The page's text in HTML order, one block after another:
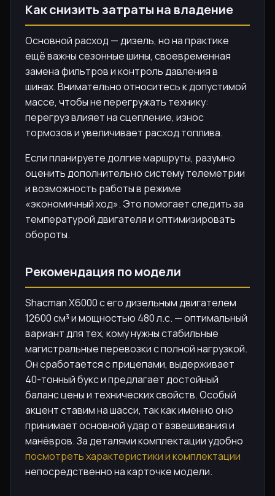
Как снизить затраты на владение
Основной расход — дизель, но на практике
ещё важны сезонные шины, своевременная
замена фильтров и контроль давления в
шинах. Внимательно относитесь к допустимой
массе, чтобы не перегружать технику:
перегруз влияет на сцепление, износ
тормозов и увеличивает расход топлива.
Если планируете долгие маршруты, разумно
оценить дополнительно систему телеметрии
и возможность работы в режиме
«экономичный ход». Это помогает следить за
температурой двигателя и оптимизировать
обороты.
Рекомендация по модели
Shacman X6000 с его дизельным двигателем
12600 см³ и мощностью 480 л.с. — оптимальный
вариант для тех, кому нужны стабильные
магистральные перевозки с полной нагрузкой.
Он сработается с прицепами, выдерживает
40-тонный букс и предлагает достойный
баланс цены и технических свойств. Особый
акцент ставим на шасси, так как именно оно
принимает основной удар от взвешивания и
манёвров. За деталями комплектации удобно
посмотреть характеристики и комплектации
непосредственно на карточке модели.